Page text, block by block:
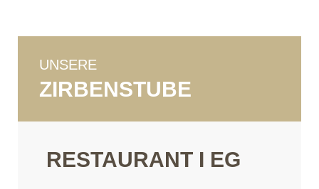
UNSERE
ZIRBENSTUBE
RESTAURANT I EG